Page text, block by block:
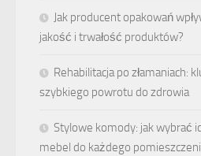
Jak producent opakowań
jakość i trwałość produktów?
Rehabilitacja po złamaniach:
szybkiego powrotu do zdrowia
Stylowe komody: jak wybrać
mebel do każdego